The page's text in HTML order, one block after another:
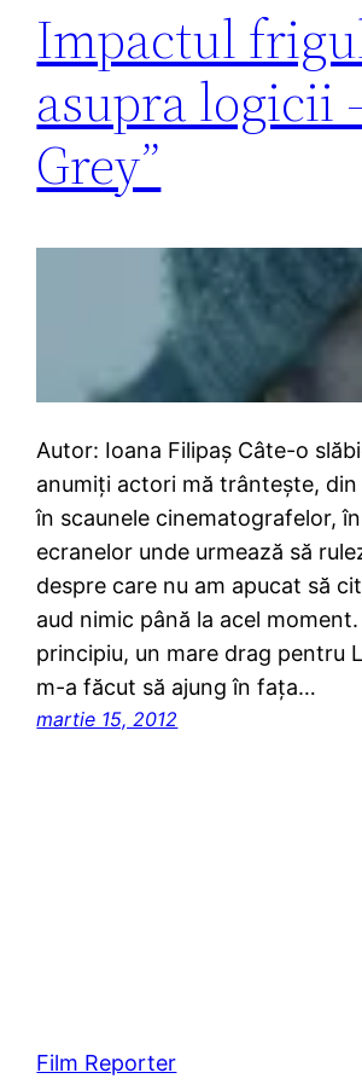
Impactul
asupra logicii
Grey”
Autor: Ioana Filipaş Câte-o
anumiţi actori mă trântește,
în scaunele cinematografelor,
ecranelor unde urmează să
despre care nu am apucat să
aud nimic până la acel moment.
principiu, un mare drag pentru
m-a făcut să ajung în fața…
martie 15, 2012
Film Reporter